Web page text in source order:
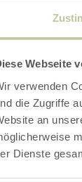
Webseite
verwenden
die Zugriffe
an
Dienste